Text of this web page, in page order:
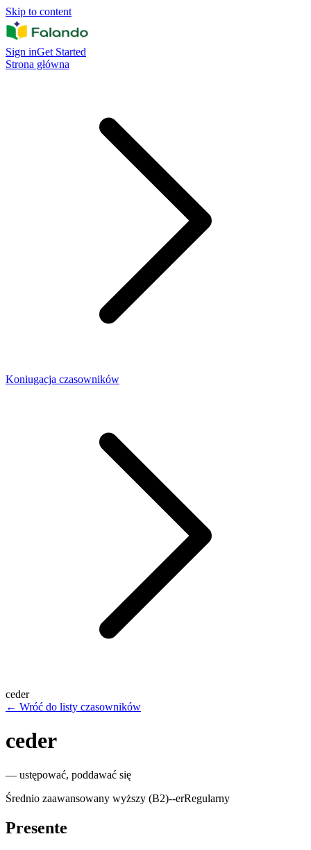
Skip to content
Sign inGet Started
Strona główna
Koniugacja czasowników
ceder
← Wróć do listy czasowników
ceder
— ustępować, poddawać się
Średnio zaawansowany wyższy (B2)--erRegularny
Presente